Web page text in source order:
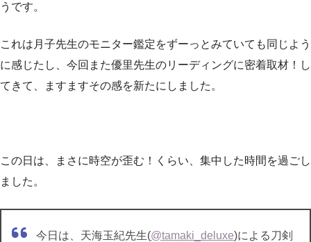
うです。
これは月子先生のモニター鑑定をずーっとみていても同じよう
に感じたし、今回また優里先生のリーディングに密着取材！し
てきて、ますますその感を新たにしました。
この日は、まさに時空が歪む！くらい、集中した時間を過ごし
ました。
今日は、天海玉紀先生(@tamaki_deluxe)による刀剣